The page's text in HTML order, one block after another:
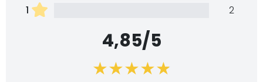
1
2
4,85/5